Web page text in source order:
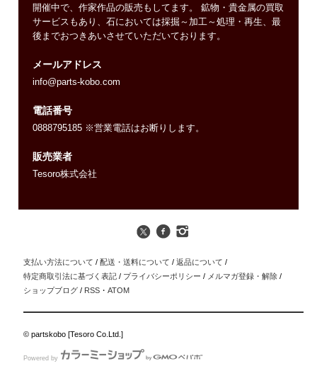
開催中で、作家作品の販売もしてます。 鉱物・貴金属の買取
サービスもあり、石においては採掘～加工～処理・再生、最
後までおつきあいさせていただいております。
メールアドレス
info@parts-kobo.com
電話番号
0888795185 ※営業電話はお断りします。
販売業者
Tesoro株式会社
支払い方法について / 配送・送料について / 返品について /
特定商取引法に基づく表記 / プライバシーポリシー / メルマガ登録・解除 /
ショップブログ / RSS ・ATOM
© partskobo [Tesoro Co.Ltd.]
Powered by